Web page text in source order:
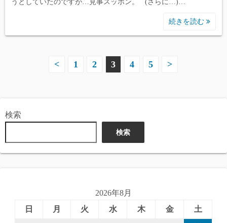
うとしていたのですが…見事スッポン。 (さらに…)…
続きを読む
ペ
ー
< 1 2 3 4 5 >
検索
検索
2026年8月
日
月 火 水 木 金 土